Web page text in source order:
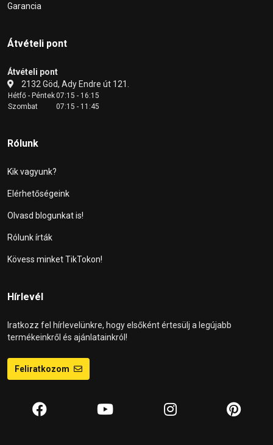
Garancia
Átvételi pont
Átvételi pont
2132 Göd, Ady Endre út 121.
Hétfő - Péntek07:15 - 16:15
Szombat
07:15 - 11:45
Rólunk
Kik vagyunk?
Elérhetőségeink
Olvasd blogunkat is!
Rólunk írták
Kövess minket TikTokon!
Hírlevél
Iratkozz fel hírlevelünkre, hogy elsőként értesülj a legújabb
termékeinkről és ajánlatainkról!
Feliratkozom